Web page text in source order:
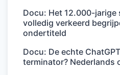
Docu: Het 12.000-jarige
volledig verkeerd
ondertiteld
Docu: De echte
terminator? Nederlands